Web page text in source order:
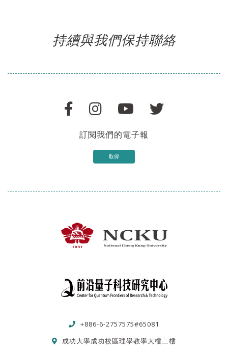
持續與我們保持聯絡
訂閱我們的電子報
取得
+886-6-2757575#65081
成功大學成功校區理學教學大樓二樓